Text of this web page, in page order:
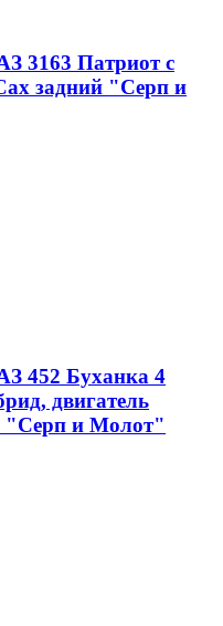
3163 Патриот с
задний "Серп и
452 Буханка 4
двигатель
"Серп и Молот"